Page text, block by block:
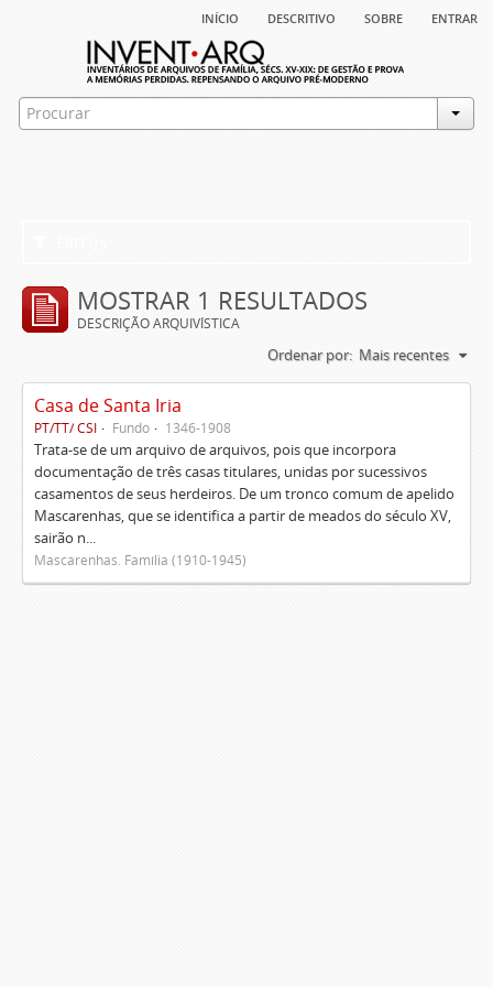
início descritivo sobre entrar
MOSTRAR 1 RESULTADOS
DESCRIÇÃO ARQUIVÍSTICA
Ordenar por: Mais recentes
Casa de Santa Iria
PT/TT/ CSI Fundo 1346-1908
Trata-se de um arquivo de arquivos, pois que incorpora
documentação de três casas titulares, unidas por sucessivos
casamentos de seus herdeiros. De um tronco comum de apelido
Mascarenhas, que se identifica a partir de meados do século XV,
sairão n...
Mascarenhas. Família (1910-1945)